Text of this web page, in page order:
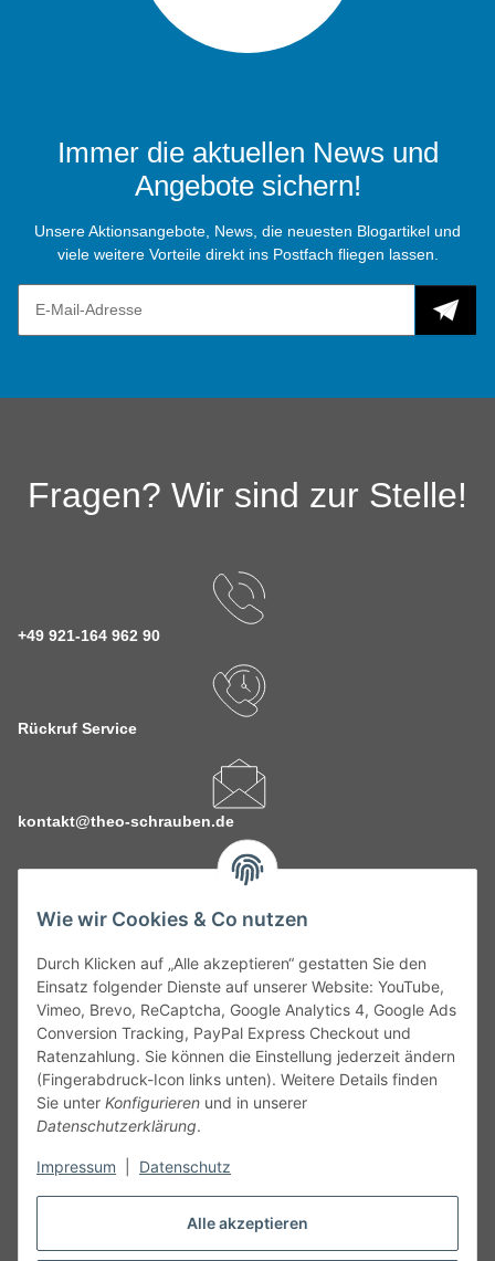
Alle akzeptieren
Wie wir Cookies & Co nutzen
Durch Klicken auf „Alle akzeptieren“ gestatten Sie den
Einsatz folgender Dienste auf unserer Website: YouTube,
Vimeo, Brevo, ReCaptcha, Google Analytics 4, Google Ads
Conversion Tracking, PayPal Express Checkout und
Ratenzahlung. Sie können die Einstellung jederzeit ändern
(Fingerabdruck-Icon links unten). Weitere Details finden
Sie unter Konfigurieren und in unserer
Datenschutzerklärung.
Impressum Datenschutz
Immer die aktuellen News und
Angebote sichern!
Unsere Aktionsangebote, News, die neuesten Blogartikel und
viele weitere Vorteile direkt ins Postfach fliegen lassen.
Fragen? Wir sind zur Stelle!
+49 921-164 962 90
Rückruf Service
kontakt@theo-schrauben.de
Service
Gesetzliche Informationen
Alle technischen Angaben ohne Gewähr. Irrtümer und fehlerhafte
Angaben vorbehalten. Wenn Sie Datenblätter oder spezielle
unseren Kundenservice. Abbildungen der Artikel können
Vertrag widerrufen